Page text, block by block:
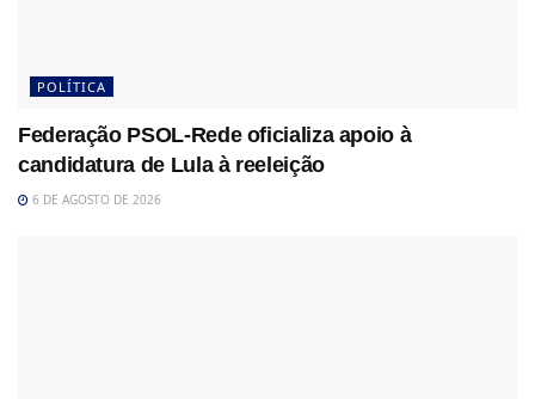
POLÍTICA
Federação PSOL-Rede oficializa apoio à
candidatura de Lula à reeleição
6 DE AGOSTO DE 2026